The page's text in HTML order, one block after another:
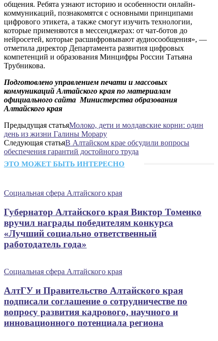
общения. Ребята узнают историю и особенности онлайн-
коммуникаций, познакомятся с основными принципами
цифрового этикета, а также смогут изучить технологии,
которые применяются в мессенджерах: от чат-ботов до
нейросетей, которые расшифровывают аудиосообщения», —
отметила директор Департамента развития цифровых
компетенций и образования Минцифры России Татьяна
Трубникова.
Подготовлено управлением печати и массовых
коммуникаций Алтайского края по материалам
официального сайта Министерства образования
Алтайского края
Предыдущая статьяМолоко, дети и молдавские корни: один
день из жизни Галины Морару
Следующая статьяВ Алтайском крае обсудили вопросы
обеспечения гарантий достойного труда
ЭТО МОЖЕТ БЫТЬ ИНТЕРЕСНО
Социальная сфера Алтайского края
Губернатор Алтайского края Виктор Томенко
вручил награды победителям конкурса
«Лучший социально ответственный
работодатель года»
Социальная сфера Алтайского края
АлтГУ и Правительство Алтайского края
подписали соглашение о сотрудничестве по
вопросу развития кадрового, научного и
инновационного потенциала региона